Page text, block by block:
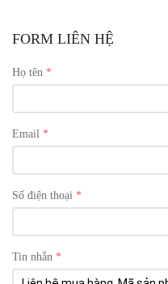
FORM LIÊN HỆ
Họ tên
Email
Số điện thoại
Tin nhắn